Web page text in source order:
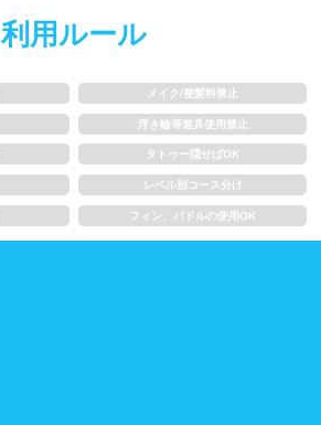
利用ルール
メイク/整髪料禁止
浮き輪等遊具使用禁止
タトゥー隠せばOK
レベル別コース分け
フィン、パドルの使用OK
水泳帽、ゴーグル
施設利用